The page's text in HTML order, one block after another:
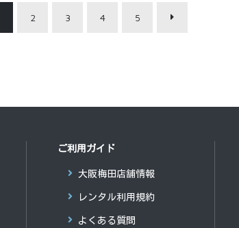
2 3 4 5
ご利用ガイド
大阪梅田店舗情報
レンタル利用規約
よくある質問